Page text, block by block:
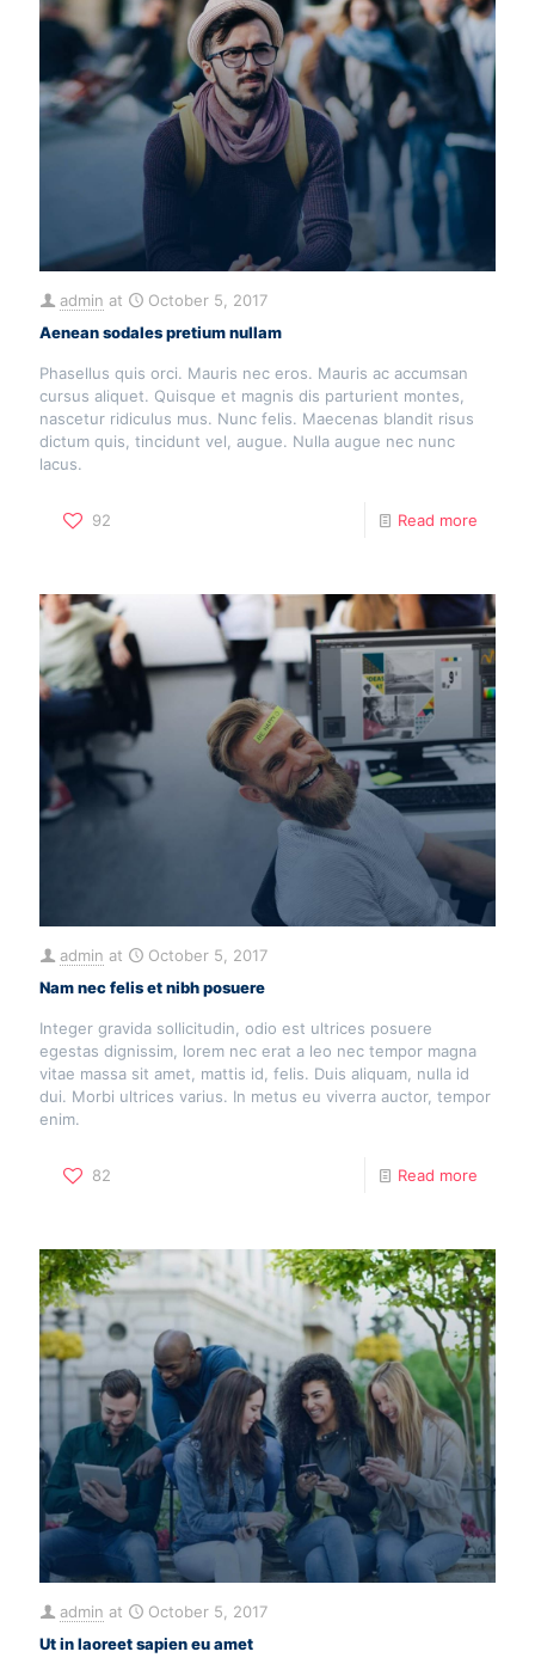
admin at
October 5, 2017
Aenean sodales pretium nullam
Phasellus quis orci. Mauris nec eros. Mauris ac accumsan
cursus aliquet. Quisque et magnis dis parturient montes,
nascetur ridiculus mus. Nunc felis. Maecenas blandit risus
dictum quis, tincidunt vel, augue. Nulla augue nec nunc
lacus.
92 Read more
admin at
October 5, 2017
Nam nec felis et nibh posuere
Integer gravida sollicitudin, odio est ultrices posuere
egestas dignissim, lorem nec erat a leo nec tempor magna
vitae massa sit amet, mattis id, felis. Duis aliquam, nulla id
dui. Morbi ultrices varius. In metus eu viverra auctor, tempor
enim.
82 Read more
admin at
October 5, 2017
Ut in laoreet sapien eu amet